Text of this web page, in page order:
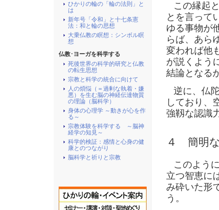
この縁起
とを言って
ゆる事物が
らば、あら
変われば他
が説くよう
結論となる
逆に、仏
しており、
強靱な認識
４ 簡明
このよう
立つ智恵に
み砕いた形
う。
ひかりの輪の「輪の法則」と
は
新年号「令和」と十七条憲
法：和と輪の思想
大乗仏教の瞑想：シンボル瞑
想
仏教･ヨーガを科学する
死後世界の科学的研究と仏教
の転生思想
宗教と科学の統合に向けて
人の煩悩（＝過剰な執着・嫌
悪）を生む脳の神経伝達物質
の理論（脳科学）
身体の心理学 ～動きが心を作
る～
宗教体験を科学する ～脳神
経学の知見～
科学的検証：感情と心身の健
康とのつながり
脳科学と祈りと宗教